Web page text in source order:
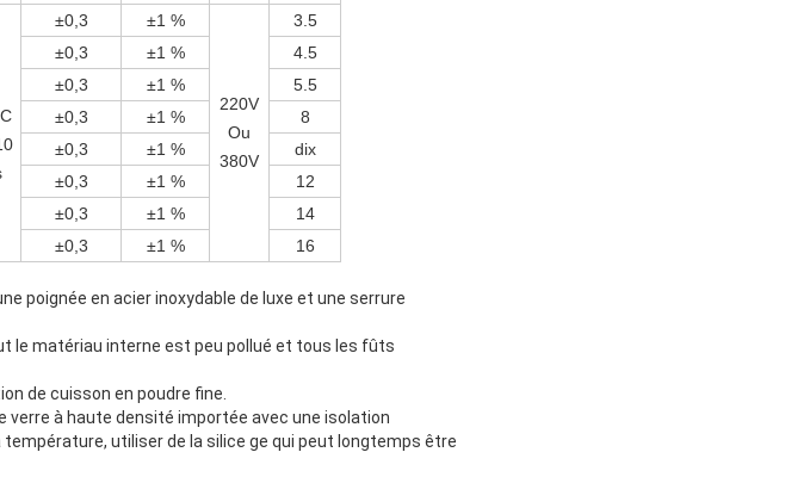
±0,3 ±1 %
220V
Ou
380V
3.5
±0,3 ±1 %
4.5
±0,3 ±1 %
5.5
±0,3 ±1 %
8
±0,3 ±1 %
dix
±0,3 ±1 %
12
±0,3 ±1 %
14
±0,3 ±1 % 16
poignée en acier inoxydable de luxe et une serrure
le matériau interne est peu pollué et tous les fûts
de cuisson en poudre fine.
verre à haute densité importée avec une isolation
utiliser de la silice ge qui peut longtemps être